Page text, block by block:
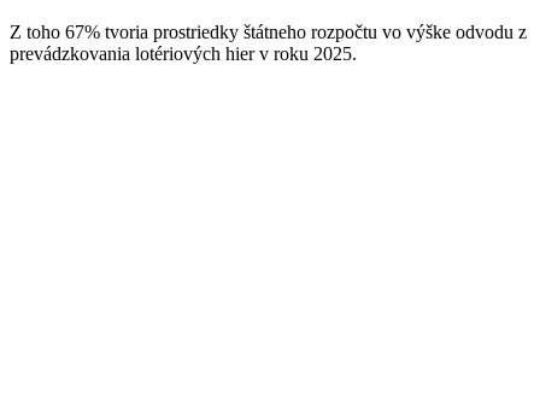
Z toho 67% tvoria prostriedky štátneho rozpočtu vo výške odvodu z
prevádzkovania lotériových hier v roku 2025.